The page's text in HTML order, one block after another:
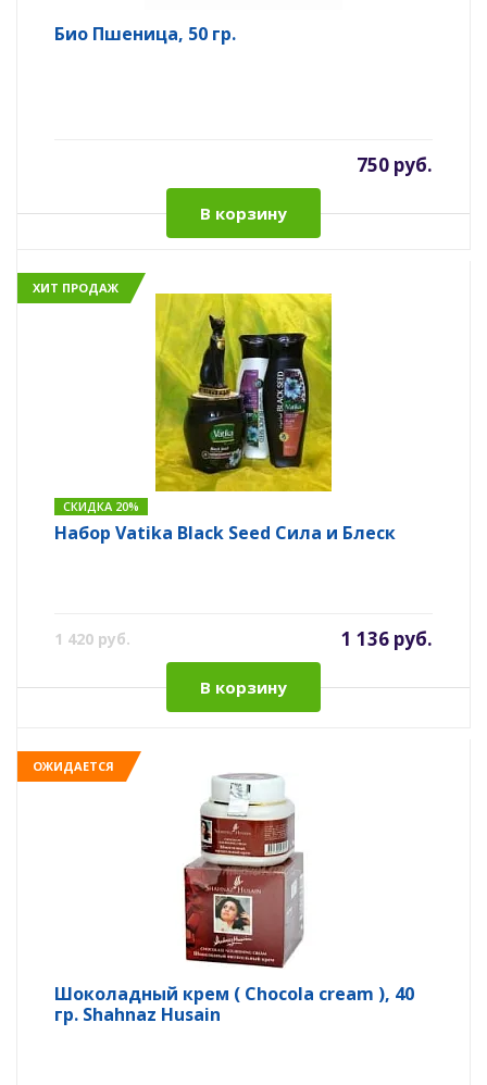
Био Пшеница, 50 гр.
750 руб.
В корзину
ХИТ ПРОДАЖ
СКИДКА 20%
Набор Vatika Black Seed Сила и Блеск
1 420 руб. 1 136 руб.
В корзину
ОЖИДАЕТСЯ
Шоколадный крем ( Chocola cream ), 40
гр. Shahnaz Husain